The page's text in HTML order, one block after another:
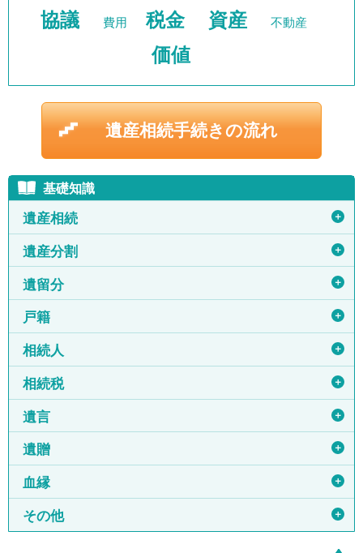
協議 費用 税金 資産 不動産
価値
遺産相続手続きの流れ
基礎知識
遺産相続 ＋
遺産分割 ＋
遺留分 ＋
戸籍 ＋
相続人 ＋
相続税 ＋
遺言 ＋
遺贈 ＋
血縁 ＋
その他 ＋